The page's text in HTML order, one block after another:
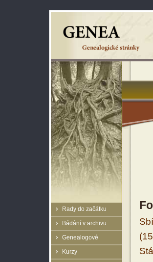
Rady do začátku
Bádání v archivu
Genealogové
Kurzy